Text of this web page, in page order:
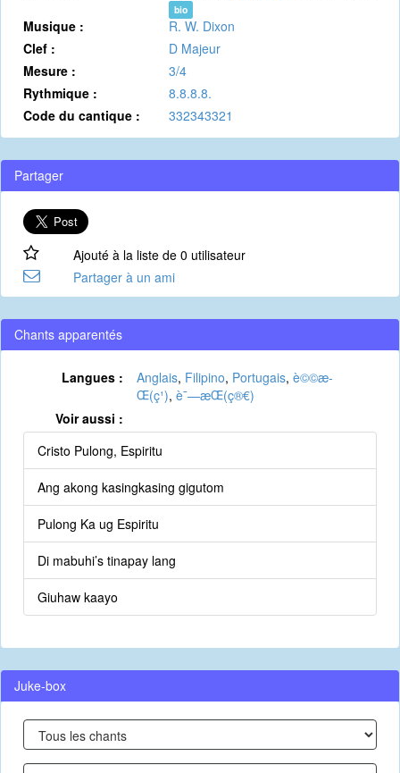
bio
Musique :
R. W. Dixon
Clef :
D Majeur
Mesure :
3/4
Rythmique :
8.8.8.8.
Code du cantique :
332343321
Partager
Ajouté à la liste de 0 utilisateur
Partager à un ami
Chants apparentés
Langues : Anglais, Filipino, Portugais, è©©æ­
Œ(ç¹), è¯—æ­Œ(ç®€)
Voir aussi :
Cristo Pulong, Espiritu
Ang akong kasingkasing gigutom
Pulong Ka ug Espiritu
Di mabuhi’s tinapay lang
Giuhaw kaayo
Juke-box